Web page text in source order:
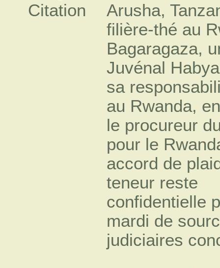
Citation
Arusha,
filière-thé au
Bagaragaza,
Juvénal
sa
au Rwanda,
le procureur
pour le
accord de
teneur reste
confidentielle
mardi de
judiciaires